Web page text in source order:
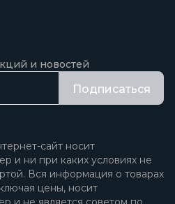
и новостей
Подписаться
сайт носит
и ни при каких условиях не
Вся информация о товарах
цены, носит